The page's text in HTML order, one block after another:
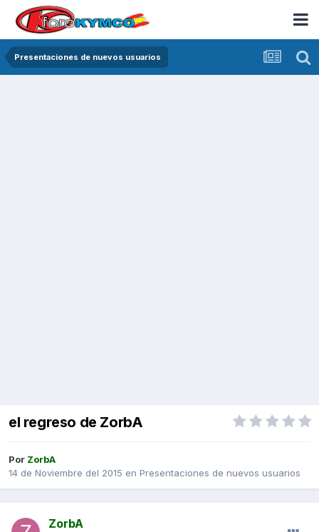
Presentaciones de nuevos usuarios
el regreso de ZorbA
Por ZorbA
14 de Noviembre del 2015 en Presentaciones de nuevos usuarios
ZorbA